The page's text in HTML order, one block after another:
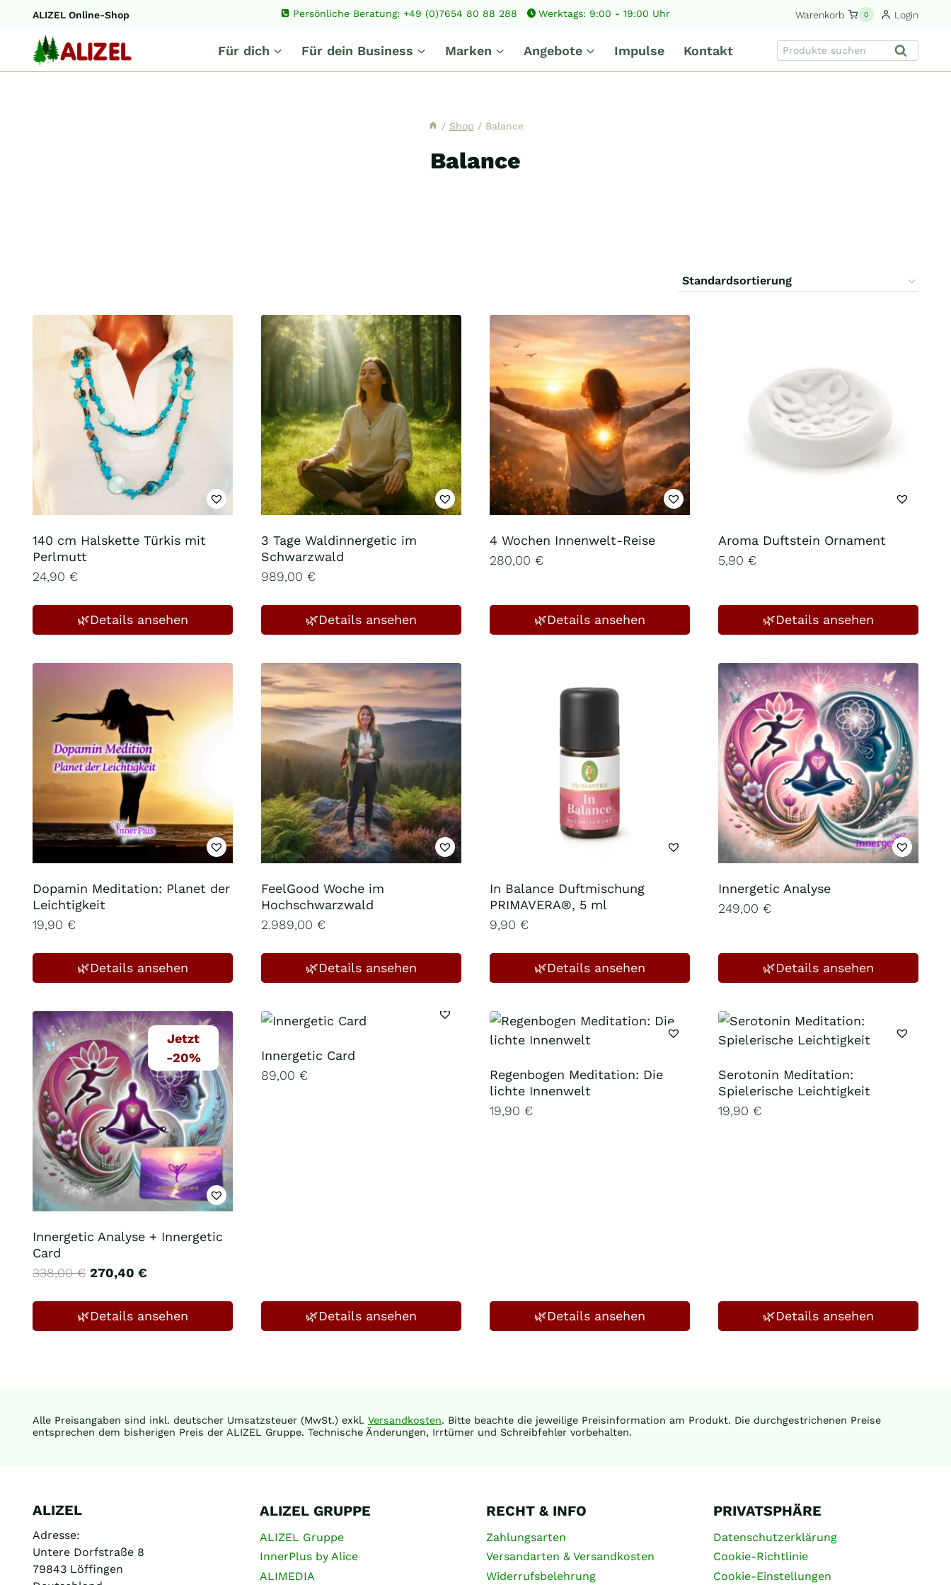
springen
ALIZEL Online-Shop Persönliche Beratung: +49 (0)7654 80 88 288 Werktags: 9:00 - 19:00 Uhr Warenkorb 0 Login
Für dich Für dein Business Marken Angebote Impulse Kontakt
Suche
nach:
Suchen
/ Shop / Balance
Balance
140 cm Halskette Türkis mit
Perlmutt
24,90 €
🌿Details ansehen
3 Tage Waldinnergetic im
Schwarzwald
989,00 €
🌿Details ansehen
4 Wochen Innenwelt-Reise
280,00 €
🌿Details ansehen
Aroma Duftstein Ornament
5,90 €
🌿Details ansehen
Dopamin Meditation: Planet der
Leichtigkeit
19,90 €
🌿Details ansehen
FeelGood Woche im
Hochschwarzwald
2.989,00 €
🌿Details ansehen
In Balance Duftmischung
PRIMAVERA®, 5 ml
9,90 €
🌿Details ansehen
Innergetic Analyse
249,00 €
🌿Details ansehen
Jetzt
-20%
Innergetic Analyse + Innergetic
Card
338,00€ Ursprünglicher
338,00 €
270,40 €
270,40 €.
🌿Details ansehen
Innergetic Card
89,00 €
🌿Details ansehen
Regenbogen Meditation: Die
lichte Innenwelt
19,90 €
🌿Details ansehen
Serotonin Meditation:
Spielerische Leichtigkeit
19,90 €
🌿Details ansehen
Alle Preisangaben sind inkl. deutscher Umsatzsteuer (MwSt.) exkl. Versandkosten. Bitte beachte die jeweilige Preisinformation am Produkt. Die durchgestrichenen Preise
entsprechen dem bisherigen Preis der ALIZEL Gruppe. Technische Änderungen, Irrtümer und Schreibfehler vorbehalten.
ALIZEL
Adresse:
Untere Dorfstraße 8
79843 Löffingen
ALIZEL GRUPPE
ALIZEL Gruppe
InnerPlus by Alice
ALIMEDIA
RECHT & INFO
Zahlungsarten
Versandarten & Versandkosten
Widerrufsbelehrung
PRIVATSPHÄRE
Datenschutzerklärung
Cookie-Richtlinie
Cookie-Einstellungen